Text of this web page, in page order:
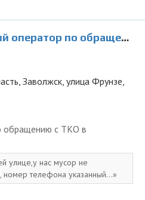
по обращению с ТКО» в Заволжске
Заволжск, улица Фрунзе,
обращению с ТКО в
улице,у нас мусор не
номер телефона указанный...